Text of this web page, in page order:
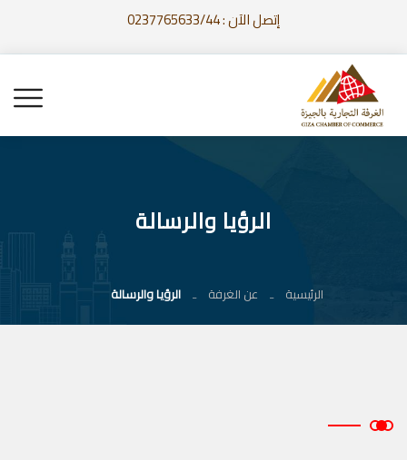
إتصل الآن : 0237765633/44
الرؤيا والرسالة
الرئيسية عن الغرفة الرؤيا والرسالة